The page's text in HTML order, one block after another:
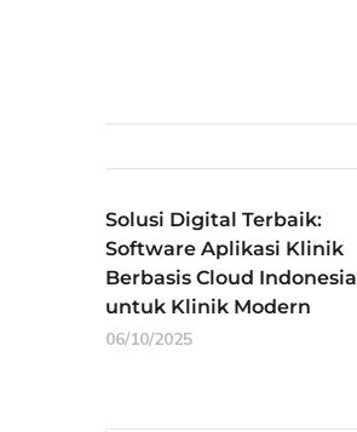
Solusi Digital Terbaik:
Software Aplikasi Klinik
Berbasis Cloud Indonesia
untuk Klinik Modern
06/10/2025